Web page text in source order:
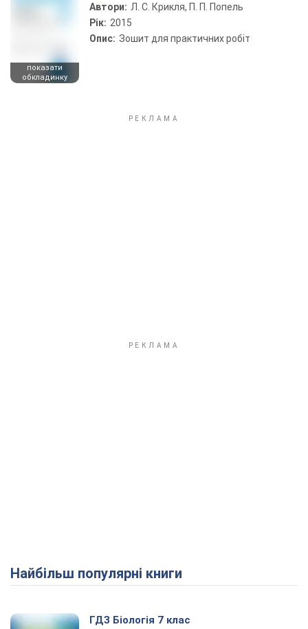
показати
обкладинку
Автори: Л. С. Крикля, П. П. Попель
Рік: 2015
Опис: Зошит для практичних робіт
Найбільш популярні книги
ГДЗ Біологія 7 клас